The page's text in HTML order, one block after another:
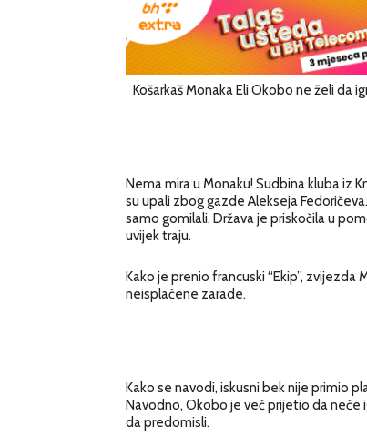
Košarkaš Monaka Eli Okobo ne želi da
Nema mira u Monaku! Sudbina kluba iz
su upali zbog gazde Alekseja
samo gomilali. Država je priskočila u
uvijek traju.
Kako je prenio francuski “Ekip”,
neisplaćene zarade.
Kako se navodi, iskusni bek nije primio
Navodno, Okobo je već prijetio da neće
da predomisli.